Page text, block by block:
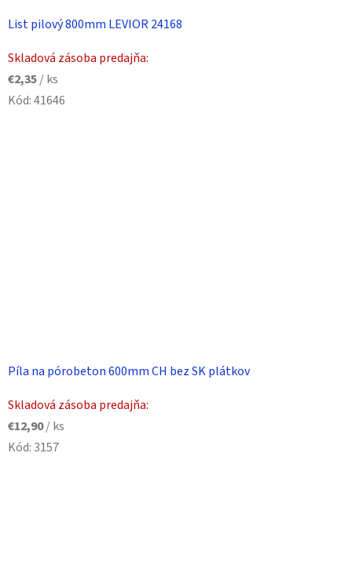
List pilový 800mm LEVIOR 24168
Skladová zásoba predajňa:
€2,35/ ks
Kód:41646
Píla na pórobeton 600mm CH bez SK plátkov
Skladová zásoba predajňa:
€12,90/ ks
Kód: 3157